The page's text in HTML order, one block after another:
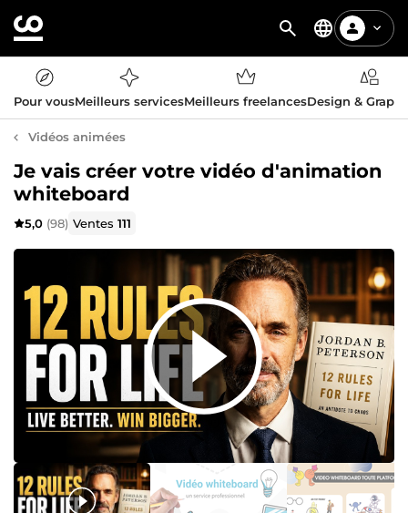
Pour vousMeilleurs servicesMeilleurs freelancesDesign &
Vidéos animées
Je vais créer votre vidéo d'animation
whiteboard
5,0 (98) Ventes111